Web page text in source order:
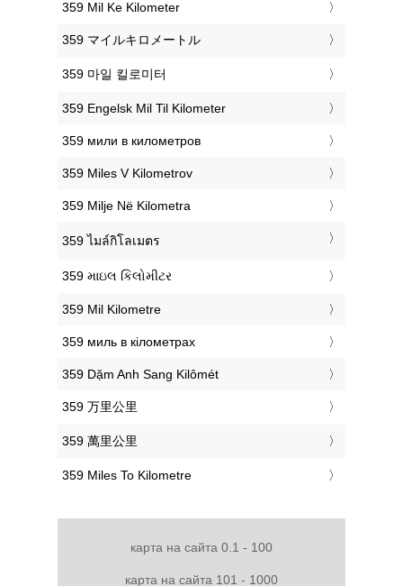
‎359 Mil Ke Kilometer
‎359 マイルキロメートル
‎359 마일 킬로미터
‎359 Engelsk Mil Til Kilometer
‎359 мили в километров
‎359 Miles V Kilometrov
‎359 Milje Në Kilometra
‎359 ไมล์กิโลเมตร
‎359 માઇલ કિલોમીટર
‎359 Mil Kilometre
‎359 миль в кілометрах
‎359 Dặm Anh Sang Kilômét
‎359 万里公里
‎359 萬里公里
‎359 Miles To Kilometre
карта на сайта 0.1 - 100
карта на сайта 101 - 1000